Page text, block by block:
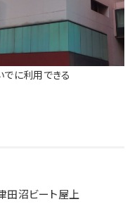
に利用できる
沼ビート屋上